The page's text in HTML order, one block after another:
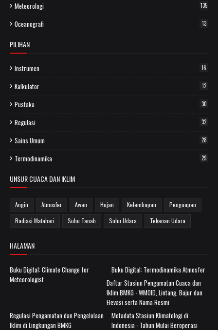
Meteorologi 135
Oceanografi 13
PILIHAN
Instrumen 16
Kalkulator 12
Pustaka 30
Regulasi 32
Sains Umum 28
Termodinamika 29
UNSUR CUACA DAN IKLIM
Angin Atmosfer Awan Hujan Kelembapan
Penguapan
Radiasi Matahari
Suhu Tanah Suhu Udara Tekanan Udara
HALAMAN
Buku Digital: Climate Change for
Meteorologist
Buku Digital: Termodinamika Atmosfer
Daftar Stasiun Pengamatan Cuaca dan
Iklim BMKG - WMOID, Lintang, Bujur dan
Elevasi serta Nama Resmi
Metadata Stasiun Klimatologi di
Indonesia - Tahun Mulai Beroperasi
Regulasi Pengamatan dan Pengelolaan
Iklim di Lingkungan BMKG